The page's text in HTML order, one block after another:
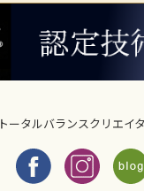
トータルバランスクリエイ